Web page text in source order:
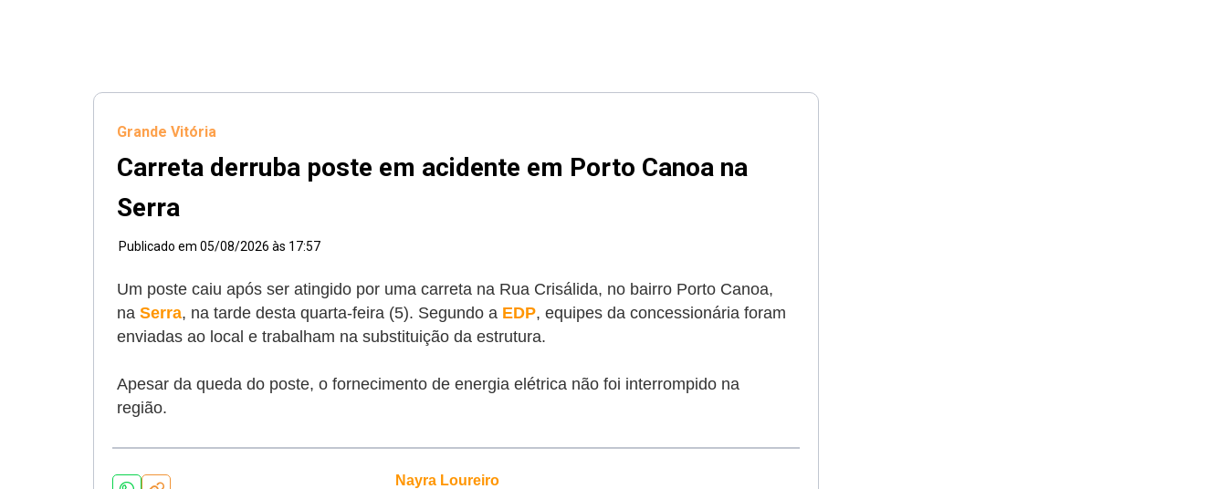
Grande Vitória
Carreta derruba poste em acidente em Porto Canoa na
Serra
Publicado em 05/08/2026 às 17:57
Um poste caiu após ser atingido por uma carreta na Rua Crisálida, no bairro Porto Canoa,
na Serra, na tarde desta quarta-feira (5). Segundo a EDP, equipes da concessionária foram
enviadas ao local e trabalham na substituição da estrutura.
Apesar da queda do poste, o fornecimento de energia elétrica não foi interrompido na
região.
Nayra Loureiro